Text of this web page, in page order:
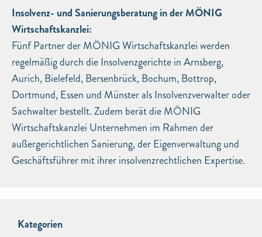
Insolvenz- und Sanierungsberatung in der MÖNIG
Wirtschaftskanzlei:
Fünf Partner der MÖNIG Wirtschaftskanzlei werden
regelmäßig durch die Insolvenzgerichte in Arnsberg,
Aurich, Bielefeld, Bersenbrück, Bochum, Bottrop,
Dortmund, Essen und Münster als Insolvenzverwalter oder
Sachwalter bestellt. Zudem berät die MÖNIG
Wirtschaftskanzlei Unternehmen im Rahmen der
außergerichtlichen Sanierung, der Eigenverwaltung und
Geschäftsführer mit ihrer insolvenzrechtlichen Expertise.
Kategorien